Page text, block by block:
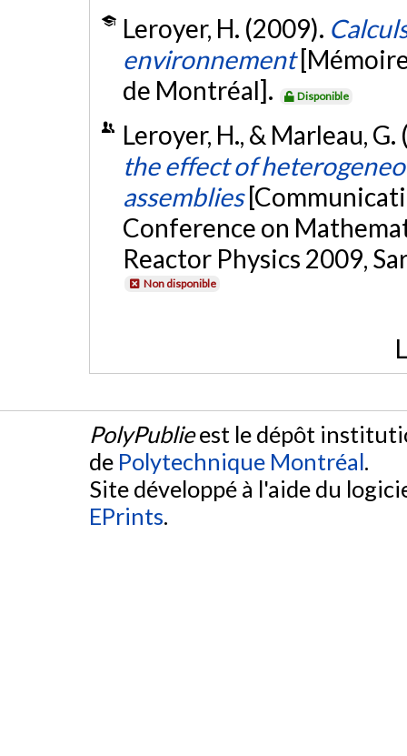
Leroyer, H. (2009).
environnement
de Montréal].
Disponible
Leroyer, H., & Marleau,
the effect of
assemblies
Conference on
Reactor Physics 2009,
Non disponible
PolyPublieest le dépôt
de Polytechnique Montréal.
Site développé à l'aide du
EPrints.